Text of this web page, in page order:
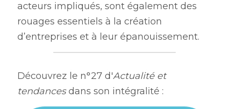
acteurs impliqués, sont également des
rouages essentiels à la création
d’entreprises et à leur épanouissement.
Découvrez le n°27 d'Actualité et
tendances dans son intégralité :